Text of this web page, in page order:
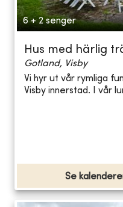
6 + 2 senger
Hus med härlig
Gotland, Visby
Vi hyr ut vår rymliga
Visby innerstad. I vår
Se